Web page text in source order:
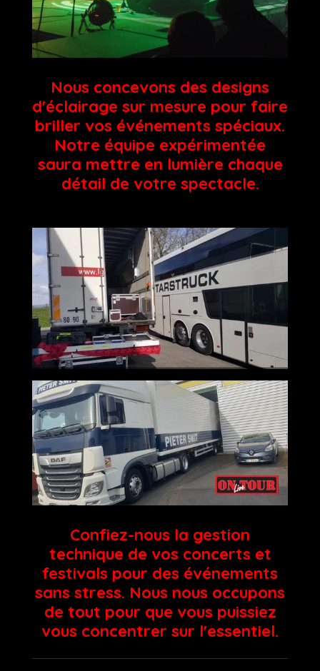
Nous concevons des designs
d'éclairage sur mesure pour faire
briller vos événements spéciaux.
Notre équipe expérimentée
saura mettre en lumière chaque
détail de votre spectacle.
Confiez-nous la gestion
technique de vos concerts et
festivals pour des événements
sans stress. Nous nous occupons
de tout pour que vous puissiez
vous concentrer sur l'essentiel.